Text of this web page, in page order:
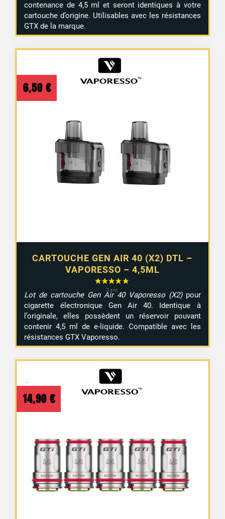
1 avis
contenance de 4,5 ml et seront identiques à votre
cartouche d’origine. Utilisables avec les résistances
GTX de la marque.
CARTOUCHE GEN AIR 40 (X2) DTL –
VAPORESSO – 4,5ML
6,50 €
Lot de cartouche Gen Air 40 Vaporesso (X2)pour
cigarette électronique Gen Air 40. Identique à
l’originale, elles possèdent un réservoir pouvant
contenir 4,5 ml de e-liquide. Compatible avec les
résistances GTX Vaporesso.
14,90 €